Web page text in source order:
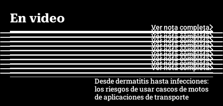
En video
Ver nota completa
Ver nota completa
Ver nota completa
Ver nota completa
Ver nota completa
Ver nota completa
Ver nota completa
Ver nota completa
Ver nota completa
Ver nota completa
Desde dermatitis hasta infecciones:
los riesgos de usar cascos de motos
de aplicaciones de transporte